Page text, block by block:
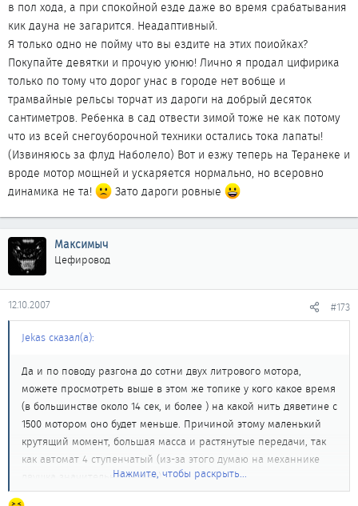
степени открытия ДЗ, чем на такой же машине но с более
спокойным водителем. На цифире такого нету, для этого и
кнопка "power" сделана, потому что автомат не адаптивный...А
то что двигатель до 6300 раскручивается, так это потому что
при "тапке в пол" срабатывает режим "кик даун" и коробка
переходит в режим "power" (можете обратить внимание на
данный индикатор, при кик дауне он загарается
автоматически, как будто вы нажали кнопку "power").
Да и по поводу разгона до сотни двух литрового мотора,
можете просмотреть выше в этом же топике у кого какое время
(в большинстве около 14 сек, и более ) на какой нить дяветине с
1500 мотором оно будет меньше. Причиной этому маленький
крутящий момент, большая масса и растянутые передачи, так
как автомат 4 ступенчатый (из-за этого думаю на механнике
двушка значительно резвее).
в пол хода, а при спокойной езде даже во время срабатывания
кик дауна не загарится. Неадаптивный.
Я только одно не пойму что вы ездите на этих поиойках?
Покупайте девятки и прочую уюню! Лично я продал цифирика
только по тому что дорог унас в городе нет вобще и
трамвайные рельсы торчат из дароги на добрый десяток
сантиметров. Ребенка в сад отвести зимой тоже не как потому
что из всей снегоуборочной техники остались тока лапаты!
(Извиняюсь за флуд Наболело) Вот и езжу теперь на Теранеке и
вроде мотор мощней и ускаряется нормально, но всеровно
динамика не та!
Зато дароги ровные
Максимыч
Цефировод
12.10.2007 #173
Jekas сказал(а):
Да и по поводу разгона до сотни двух литрового мотора,
можете просмотреть выше в этом же топике у кого какое время
(в большинстве около 14 сек, и более ) на какой нить дяветине с
1500 мотором оно будет меньше. Причиной этому маленький
крутящий момент, большая масса и растянутые передачи, так
как автомат 4 ступенчатый (из-за этого думаю на механнике
двушка значительно резвее).Нажмите, чтобы раскрыть...